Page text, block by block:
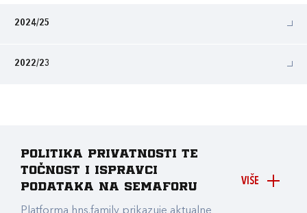
2024/25
2022/23
VIŠE
Politika privatnosti te
točnost i ispravci
podataka na Semaforu